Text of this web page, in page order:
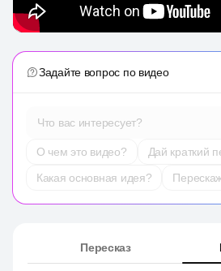
Задайте вопрос по видео
Что вас интересует?
О чем это видео?
Дай краткий
Какая основная идея?
Пересказ